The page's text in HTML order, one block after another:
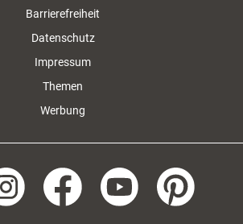
Barrierefreiheit
Datenschutz
Impressum
Themen
Werbung